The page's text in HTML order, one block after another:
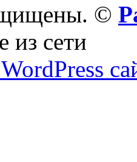
©
из сети